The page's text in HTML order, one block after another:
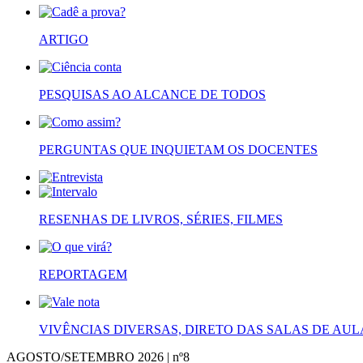
ARTIGO
PESQUISAS AO ALCANCE DE TODOS
PERGUNTAS QUE INQUIETAM OS DOCENTES
RESENHAS DE LIVROS, SÉRIES, FILMES
REPORTAGEM
VIVÊNCIAS DIVERSAS, DIRETO DAS SALAS DE
AGOSTO/SETEMBRO 2026 | nº8